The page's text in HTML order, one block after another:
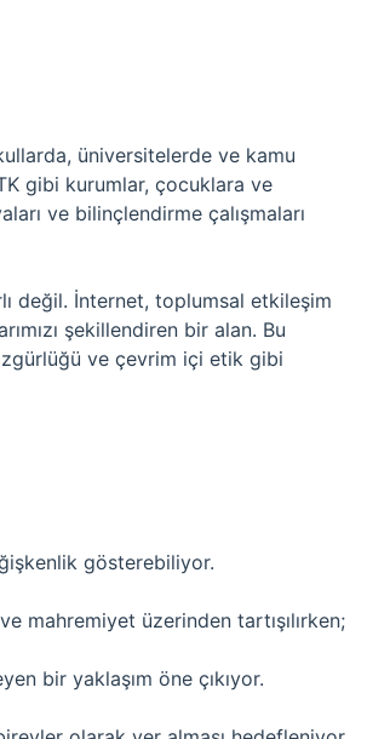
üniversitelerde ve kamu
gibi kurumlar, çocuklara ve
ve bilinçlendirme çalışmaları
değil. İnternet, toplumsal etkileşim
şekillendiren bir alan. Bu
ve çevrim içi etik gibi
gösterebiliyor.
mahremiyet üzerinden tartışılırken;
bir yaklaşım öne çıkıyor.